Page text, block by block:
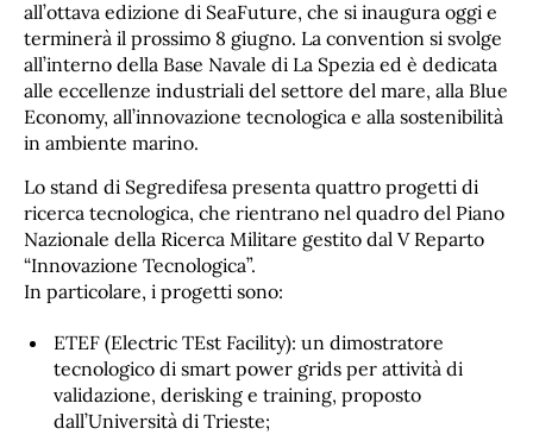
all’ottava edizione di SeaFuture, che si inaugura oggi e
terminerà il prossimo 8 giugno. La convention si svolge
all’interno della Base Navale di La Spezia ed è dedicata
alle eccellenze industriali del settore del mare, alla Blue
Economy, all’innovazione tecnologica e alla sostenibilità
in ambiente marino.
Lo stand di Segredifesa presenta quattro progetti di
ricerca tecnologica, che rientrano nel quadro del Piano
Nazionale della Ricerca Militare gestito dal V Reparto
“Innovazione Tecnologica”.
In particolare, i progetti sono:
ETEF (Electric TEst Facility): un dimostratore
tecnologico di smart power grids per attività di
validazione, derisking e training, proposto
dall’Università di Trieste;